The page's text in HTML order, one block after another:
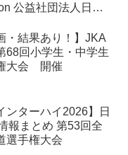
日本
・結果あり！】JKA
68回小学生・中学生
大会 開催
ンターハイ2026】日
報まとめ 第53回全
選手権大会